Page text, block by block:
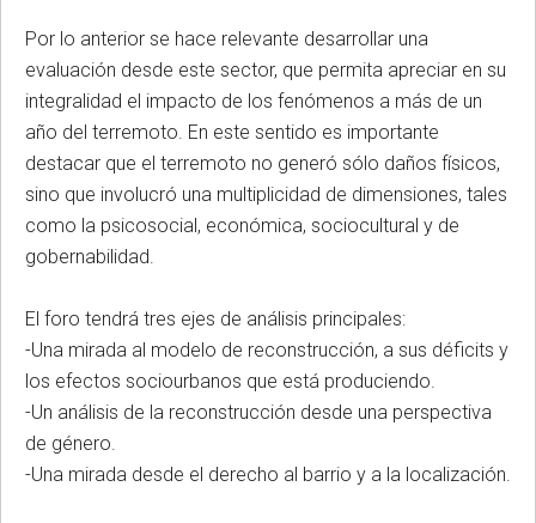
Por lo anterior se hace relevante desarrollar una
evaluación desde este sector, que permita apreciar en su
integralidad el impacto de los fenómenos a más de un
año del terremoto. En este sentido es importante
destacar que el terremoto no generó sólo daños físicos,
sino que involucró una multiplicidad de dimensiones, tales
como la psicosocial, económica, sociocultural y de
gobernabilidad.
El foro tendrá tres ejes de análisis principales:
-Una mirada al modelo de reconstrucción, a sus déficits y
los efectos sociourbanos que está produciendo.
-Un análisis de la reconstrucción desde una perspectiva
de género.
-Una mirada desde el derecho al barrio y a la localización.